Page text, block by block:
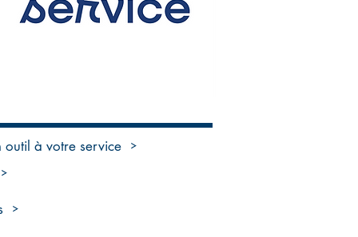
outil à votre service